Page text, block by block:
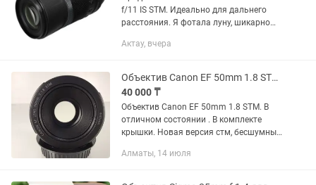
f/11 IS STM. Идеально для дальнего
расстояния. Я фотала луну, шикарно
приложила. Луна получается
Актау, вчера
Объектив Canon EF 50mm 1.8 STM. Портретник
40 000 ₸
Объектив Canon EF 50mm 1.8 STM. В
отличном состоянии . В комплекте
крышки. Новая версия стм, бесшумный
фото тоже. Светосильный. Цена 40.000
Алматы, 14 июля